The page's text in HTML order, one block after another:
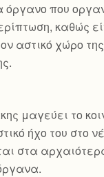
όργανο που
καθώς
αστικό χώρο της
μαγεύει το
ήχο του στο
στα